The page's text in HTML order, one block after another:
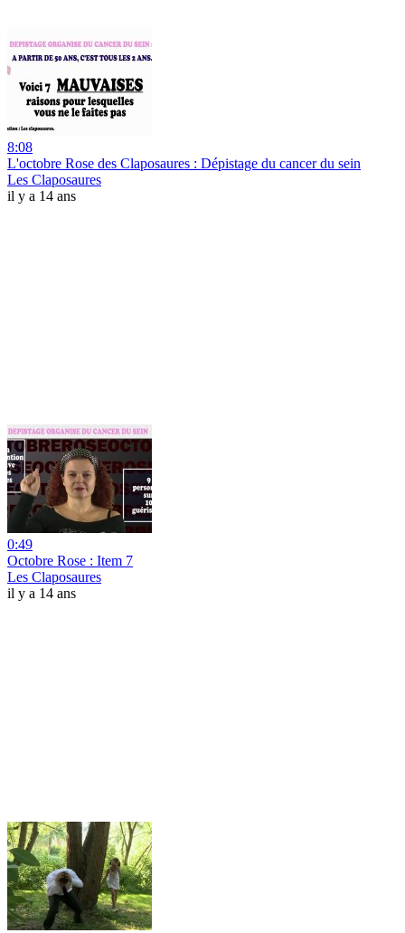
8:08
L'octobre Rose des Claposaures : Dépistage du cancer du sein
Les Claposaures
il y a 14 ans
0:49
Octobre Rose : Item 7
Les Claposaures
il y a 14 ans